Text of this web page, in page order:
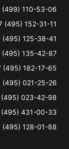
(499) 110-53-06
(495) 152-31-11
(495) 125-38-41
(495) 135-42-87
(495) 182-17-65
(495) 021-25-26
(495) 023-42-98
(495) 431-00-33
(495) 128-01-88